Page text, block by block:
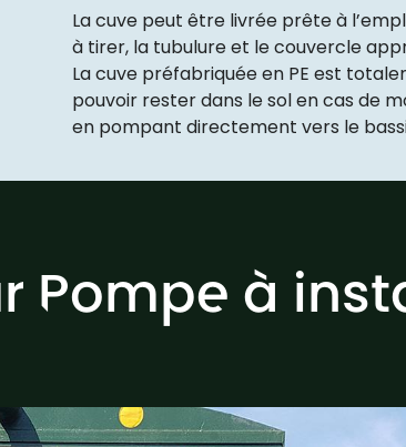
La cuve peut être livrée prête à
à tirer, la tubulure et le couvercle
La cuve préfabriquée en PE est
pouvoir rester dans le sol en cas de
en pompant directement vers le
Pompe à